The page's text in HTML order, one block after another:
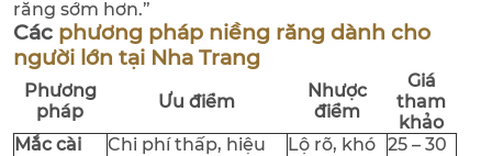
răng sớm hơn.”
Các phương pháp niềng răng dành cho
người lớn tại Nha Trang
Phương
pháp
Ưu điểm
Nhược
điểm
Giá
tham
khảo
Mắc cài
Chi phí thấp, hiệu
Lộ rõ, khó 25 – 30